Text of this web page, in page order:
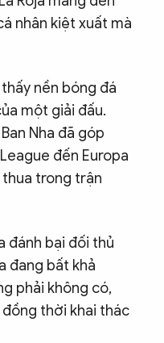
nhân kiệt xuất mà
nền bóng đá
một giải đấu.
Nha đã góp
đến Europa
thua trong trận
đánh bại đối thủ
đang bất khả
phải không có,
thời khai thác